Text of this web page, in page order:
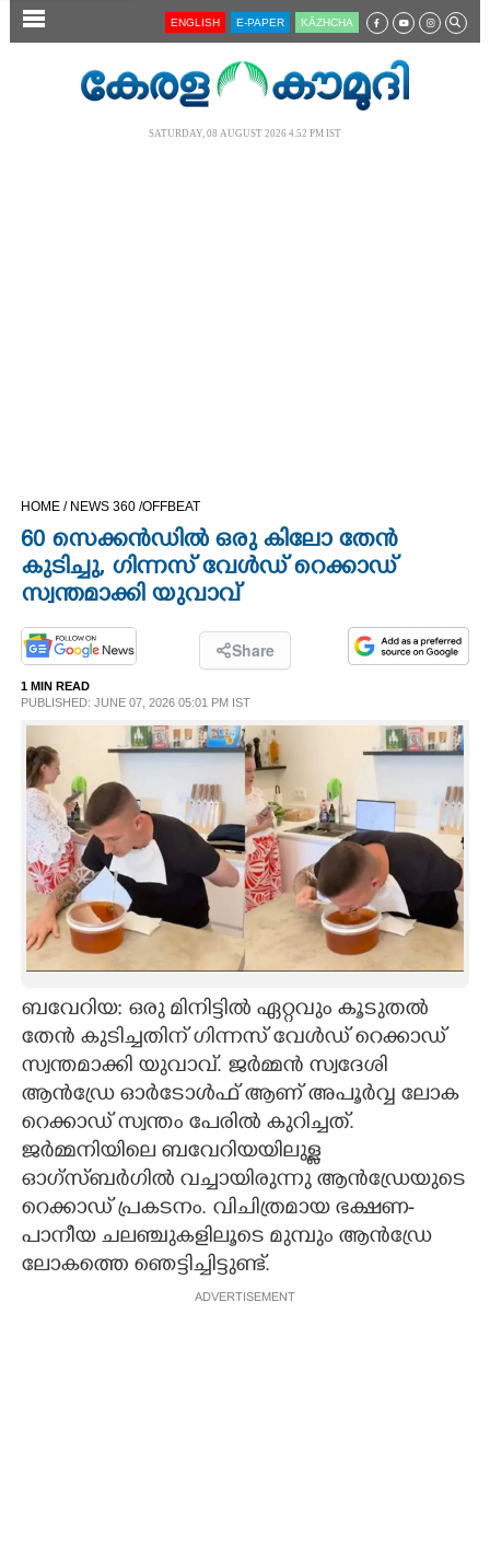
SECTIONS
CINEMA
OPINION
PHOTOS
LIFESTYLE
SPIRITUAL
INFO+
ART
ASTRO
CARTOONS
LITERATURE
ZOOM
CONTACT US
ENGLISH E-PAPER KĀZHCHA
SATURDAY, 08 AUGUST 2026 4.52 PM IST
HOME / NEWS 360 /OFFBEAT
60 സെക്കൻഡിൽ ഒരു കിലോ തേൻ
കുടിച്ചു, ഗിന്നസ് വേൾഡ് റെക്കാഡ്
സ്വന്തമാക്കി യുവാവ്
Share
1 MIN READ
PUBLISHED: JUNE 07, 2026 05:01 PM IST
ബവേറിയ: ഒരു മിനിട്ടിൽ ഏറ്റവും കൂടുതൽ
തേൻ കുടിച്ചതിന് ഗിന്നസ് വേൾഡ് റെക്കാഡ്
സ്വന്തമാക്കി യുവാവ്. ജർമ്മൻ സ്വദേശി
ആൻഡ്രേ ഓർടോൾഫ് ആണ് അപൂർവ്വ ലോക
റെക്കാഡ് സ്വന്തം പേരിൽ കുറിച്ചത്.
ജർമ്മനിയിലെ ബവേറിയയിലുള്ള
ഓഗ്സ്ബർഗിൽ വച്ചായിരുന്നു ആൻഡ്രേയുടെ
റെക്കാഡ് പ്രകടനം. വിചിത്രമായ ഭക്ഷണ-
പാനീയ ചലഞ്ചുകളിലൂടെ മുമ്പും ആൻഡ്രേ
ലോകത്തെ ഞെട്ടിച്ചിട്ടുണ്ട്.
ADVERTISEMENT